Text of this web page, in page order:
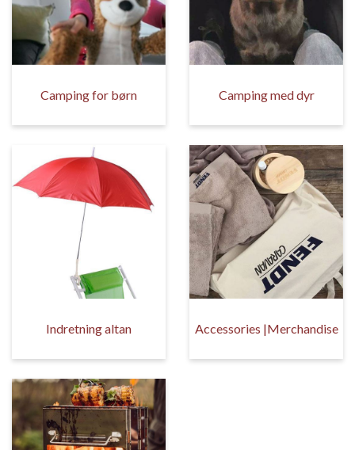
Camping for børn Camping med dyr
Indretning altan Accessories |Merchandise